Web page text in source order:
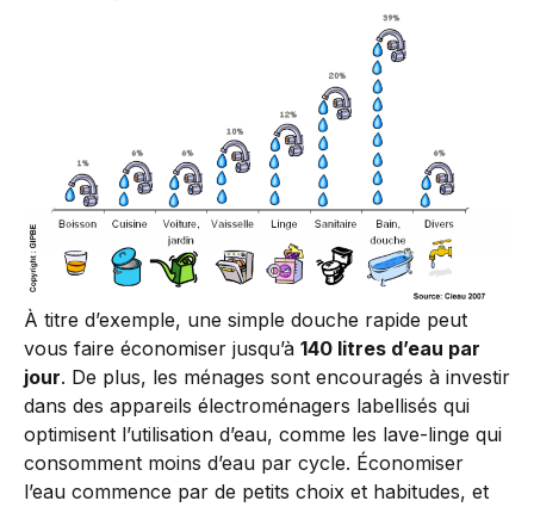
À titre d’exemple, une simple douche rapide peut
vous faire économiser jusqu’à 140 litres d’eau par
jour. De plus, les ménages sont encouragés à investir
dans des appareils électroménagers labellisés qui
optimisent l’utilisation d’eau, comme les lave-linge qui
consomment moins d’eau par cycle. Économiser
l’eau commence par de petits choix et habitudes, et